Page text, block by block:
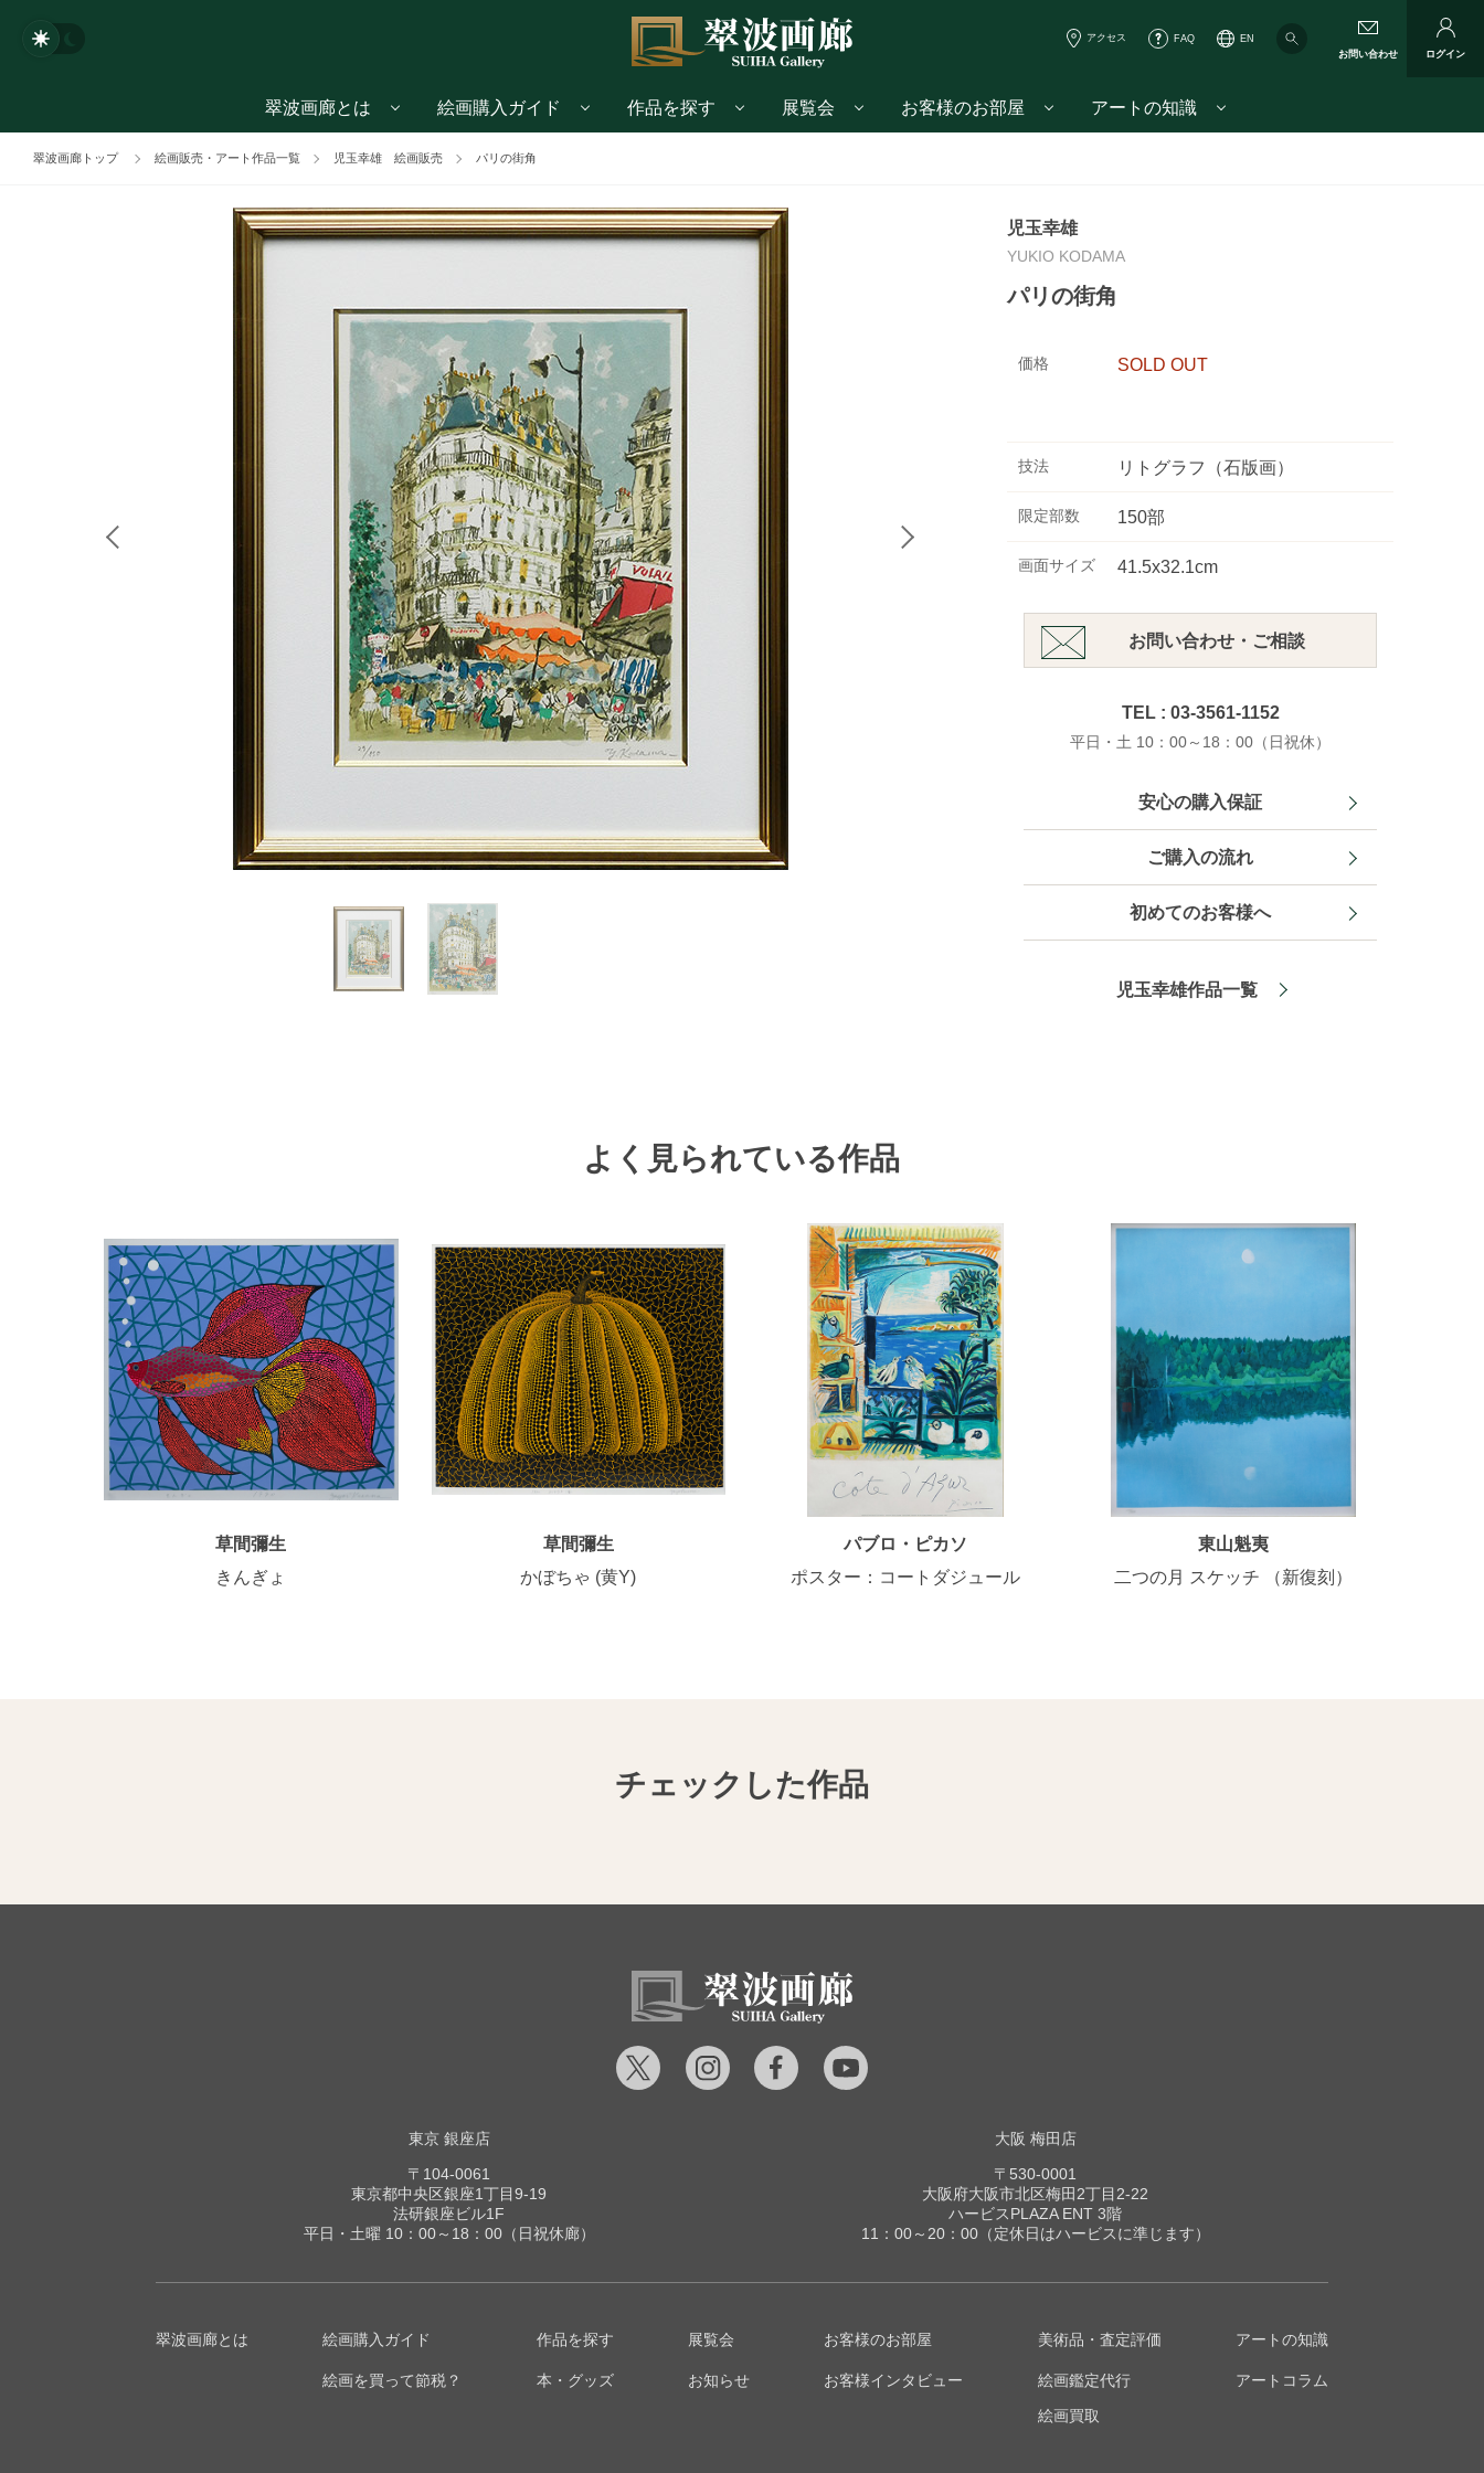
アクセス FAQ
EN
お問い合わせ
ログイン
翠波画廊とは 絵画購入ガイド 作品を探す 展覧会 お客様のお部屋 アートの知識
翠波画廊トップ 絵画販売・アート作品一覧 児玉幸雄 絵画販売 パリの街角
児玉幸雄
YUKIO KODAMA
パリの街角
価格 SOLD OUT
技法 リトグラフ（石版画）
限定部数 150部
画面サイズ 41.5x32.1cm
お問い合わせ・ご相談
TEL : 03-3561-1152
平日・土 10：00～18：00（日祝休）
安心の購入保証
ご購入の流れ
初めてのお客様へ
児玉幸雄作品一覧
よく見られている作品
草間彌生
きんぎょ
草間彌生
かぼちゃ (黄Y)
パブロ・ピカソ
ポスター：コートダジュール
東山魁夷
二つの月 スケッチ （新復刻）
チェックした作品
東京 銀座店
〒104-0061
東京都中央区銀座1丁目9-19
法研銀座ビル1F
平日・土曜 10：00～18：00（日祝休廊）
大阪 梅田店
〒530-0001
大阪府大阪市北区梅田2丁目2-22
ハービスPLAZA ENT 3階
11：00～20：00（定休日はハービスに準じます）
翠波画廊とは 絵画購入ガイド
絵画を買って節税？
作品を探す
本・グッズ
展覧会
お知らせ
お客様のお部屋
お客様インタビュー
美術品・査定評価
絵画鑑定代行
絵画買取
アートの知識
アートコラム